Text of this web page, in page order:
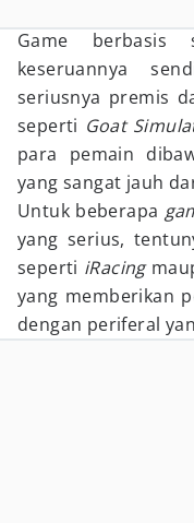
Game berbasis
keseruannya
seriusnya premis
seperti Goat
para pemain
yang sangat jauh
Untuk beberapa
yang serius,
seperti iRacing
yang memberikan
dengan periferal